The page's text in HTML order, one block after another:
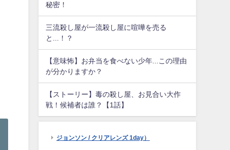
秘密！
三流殺し屋が一流殺し屋に喧嘩を売る
と...！？
【意味怖】お弁当を食べない少年...この理由
が分かりますか？
【ストーリー】毒の殺し屋、お見合い大作
戦！候補者は誰？【1話】